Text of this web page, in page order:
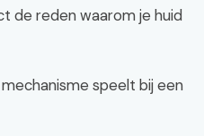
de reden waarom je huid
speelt bij een